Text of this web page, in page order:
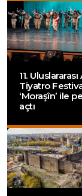
11.
Tiyatro
‘Moraşîn’ ile
açtı